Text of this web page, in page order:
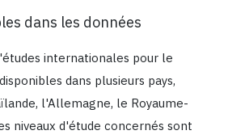
dans les données
internationales pour le
dans plusieurs pays,
l'Allemagne, le Royaume-
niveaux d'étude concernés sont